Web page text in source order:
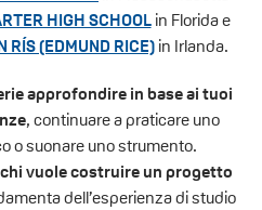
HIGH SCHOOLin Florida e
RÍS (EDMUND RICE)in Irlanda.
approfondire in base ai tuoi
, continuare a praticare uno
o suonare uno strumento.
vuole costruire un progetto
dell’esperienza di studio